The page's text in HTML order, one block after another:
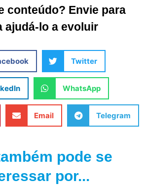
conteúdo? Envie para
ajudá-lo a evoluir
Twitter
WhatsApp
Email Telegram
pode se
por...